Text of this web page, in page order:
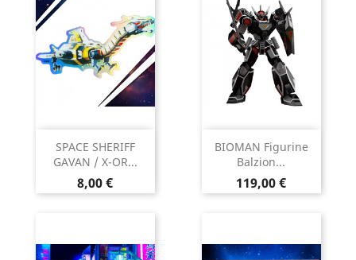
SPACE SHERIFF
GAVAN / X-OR...
Prix
8,00 €
BIOMAN Figurine
Balzion...
Prix
119,00 €